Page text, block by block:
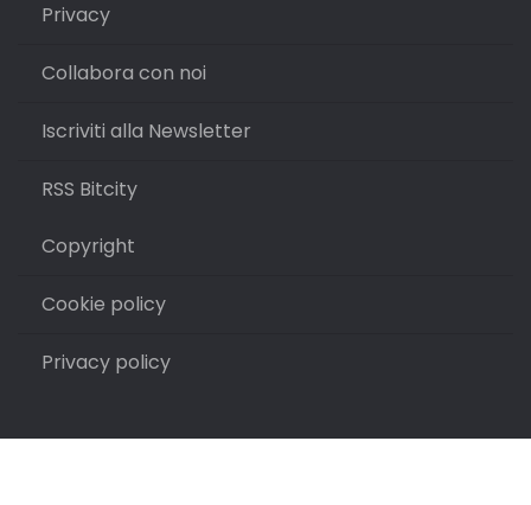
Privacy
Collabora con noi
Iscriviti alla Newsletter
RSS Bitcity
Copyright
Cookie policy
Privacy policy